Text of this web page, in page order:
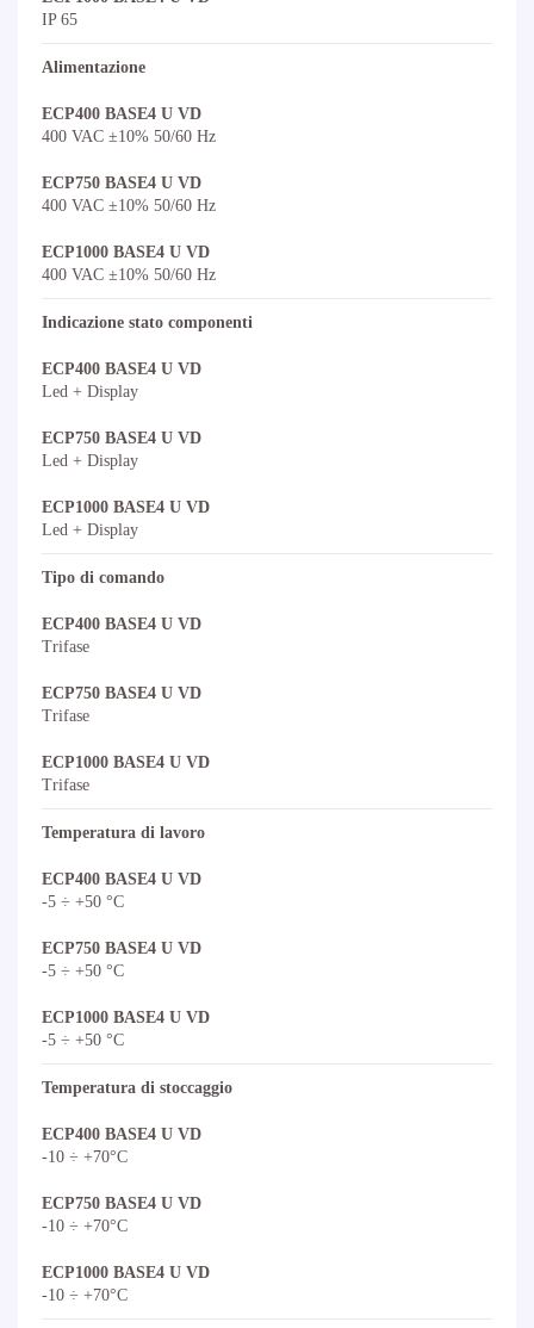
IP 65
Alimentazione
ECP400 BASE4 U VD
400 VAC ±10% 50/60 Hz
ECP750 BASE4 U VD
400 VAC ±10% 50/60 Hz
ECP1000 BASE4 U VD
400 VAC ±10% 50/60 Hz
Indicazione stato componenti
ECP400 BASE4 U VD
Led + Display
ECP750 BASE4 U VD
Led + Display
ECP1000 BASE4 U VD
Led + Display
Tipo di comando
ECP400 BASE4 U VD
Trifase
ECP750 BASE4 U VD
Trifase
ECP1000 BASE4 U VD
Trifase
Temperatura di lavoro
ECP400 BASE4 U VD
-5 ÷ +50 °C
ECP750 BASE4 U VD
-5 ÷ +50 °C
ECP1000 BASE4 U VD
-5 ÷ +50 °C
Temperatura di stoccaggio
ECP400 BASE4 U VD
-10 ÷ +70°C
ECP750 BASE4 U VD
-10 ÷ +70°C
ECP1000 BASE4 U VD
-10 ÷ +70°C